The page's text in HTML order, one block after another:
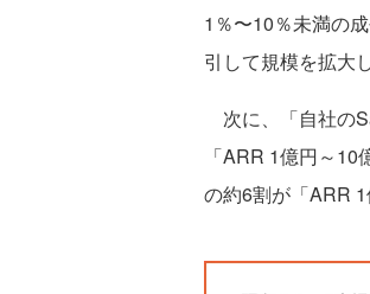
1％〜10％未満の
引して規模を拡大
次に、「自社の
「ARR 1億円～
の約6割が「ARR